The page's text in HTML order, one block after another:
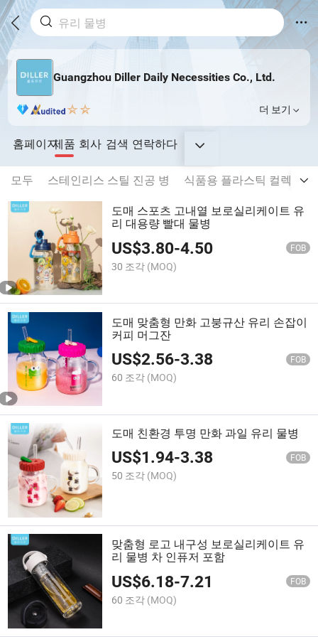
Guangzhou Diller Daily Necessities Co., Ltd.
더 보기
홈페이지제품 회사 검색 연락하다
모두 스테인리스 스틸 진공 병 식품용 플라스틱 컬렉션
도매 스포츠 고내열 보로실리케이트 유
리 대용량 빨대 물병
US$3.80-4.50 FOB
30 조각 (MOQ)
도매 맞춤형 만화 고붕규산 유리 손잡이
커피 머그잔
US$2.56-3.38 FOB
60 조각 (MOQ)
도매 친환경 투명 만화 과일 유리 물병
US$1.94-3.38 FOB
50 조각 (MOQ)
맞춤형 로고 내구성 보로실리케이트 유
리 물병 차 인퓨저 포함
US$6.18-7.21 FOB
60 조각 (MOQ)